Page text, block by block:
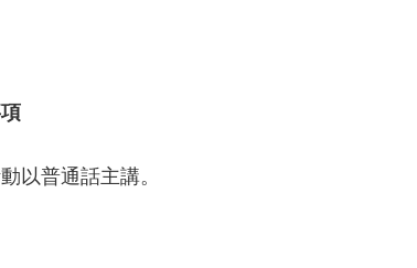
以普通話主講。